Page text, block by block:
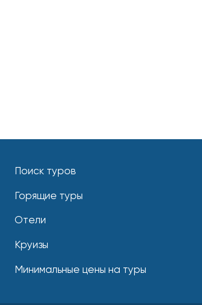
Поиск туров
Горящие туры
Отели
Круизы
Минимальные цены на туры